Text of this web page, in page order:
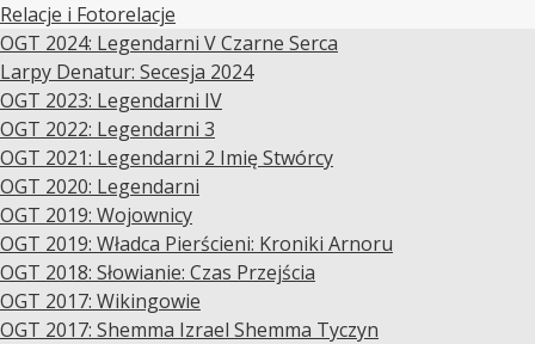
Relacje i Fotorelacje
OGT 2024: Legendarni V Czarne Serca
Larpy Denatur: Secesja 2024
OGT 2023: Legendarni IV
OGT 2022: Legendarni 3
OGT 2021: Legendarni 2 Imię Stwórcy
OGT 2020: Legendarni
OGT 2019: Wojownicy
OGT 2019: Władca Pierścieni: Kroniki Arnoru
OGT 2018: Słowianie: Czas Przejścia
OGT 2017: Wikingowie
OGT 2017: Shemma Izrael Shemma Tyczyn